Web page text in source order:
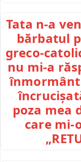
Tata n-a
bărbatul
greco-
nu mi-a
poza mea
care mi-